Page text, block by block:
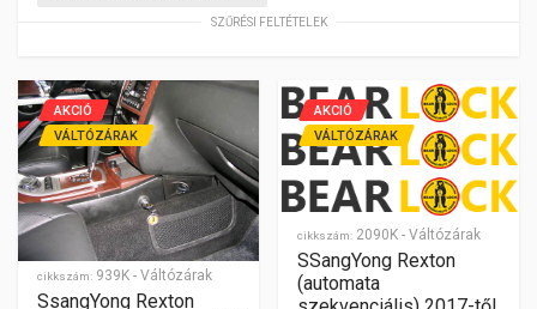
SZŰRÉSI FELTÉTELEK
cikkszám: 939K - Váltózárak
AKCIÓ
VÁLTÓZÁRAK
SsangYong Rexton
cikkszám: 2090K - Váltózárak
AKCIÓ
VÁLTÓZÁRAK
SSangYong Rexton
(automata